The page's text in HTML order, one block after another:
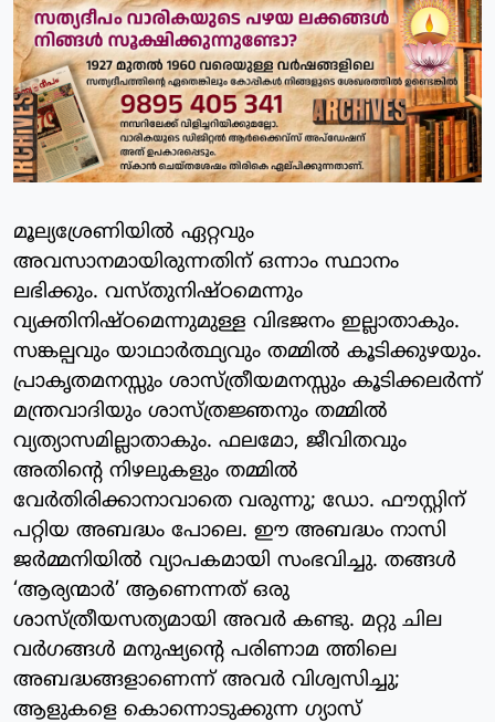
മൂല്യശ്രേണിയിൽ ഏറ്റവും
അവസാനമായിരുന്നതിന് ഒന്നാം സ്ഥാനം
ലഭിക്കും. വസ്തുനിഷ്ഠമെന്നും
വ്യക്തിനിഷ്ഠമെന്നുമുള്ള വിഭജനം ഇല്ലാതാകും.
സങ്കല്പവും യാഥാർത്ഥ്യവും തമ്മിൽ കൂടിക്കുഴയും.
പ്രാകൃതമനസ്സും ശാസ്ത്രീയമനസ്സും കൂടിക്കലർന്ന്
മന്ത്രവാദിയും ശാസ്ത്രജ്ഞനും തമ്മിൽ
വ്യത്യാസമില്ലാതാകും. ഫലമോ, ജീവിതവും
അതിന്റെ നിഴലുകളും തമ്മിൽ
വേർതിരിക്കാനാവാതെ വരുന്നു; ഡോ. ഫൗസ്റ്റിന്
പറ്റിയ അബദ്ധം പോലെ. ഈ അബദ്ധം നാസി
ജർമ്മനിയിൽ വ്യാപകമായി സംഭവിച്ചു. തങ്ങൾ
‘ആര്യന്മാർ’ ആണെന്നത് ഒരു
ശാസ്ത്രീയസത്യമായി അവർ കണ്ടു. മറ്റു ചില
വർഗങ്ങൾ മനുഷ്യന്റെ പരിണാമ ത്തിലെ
അബദ്ധങ്ങളാണെന്ന് അവർ വിശ്വസിച്ചു;
ആളുകളെ കൊന്നൊടുക്കുന്ന ഗ്യാസ്